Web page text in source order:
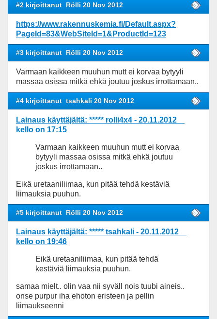
#2 kirjoittanut Rölli 20 Nov 2012
https://www.rakennuskemia.fi/Default.aspx?
PageId=83&WebSiteId=1&ProductId=123
#3 kirjoittanut Rölli 20 Nov 2012
Varmaan kaikkeen muuhun mutt ei korvaa bytyyli
massaa osissa mitkä ehkä joutuu joskus irrottamaan..
#4 kirjoittanut tsahkali 20 Nov 2012
Lainaus käyttäjältä: ***** rolli4x4 - 20.11.2012
kello on 17:15
Varmaan kaikkeen muuhun mutt ei korvaa
bytyyli massaa osissa mitkä ehkä joutuu
joskus irrottamaan..
Eikä uretaaniliimaa, kun pitää tehdä kestäviä
liimauksia puuhun.
#5 kirjoittanut Rölli 20 Nov 2012
Lainaus käyttäjältä: ***** tsahkali - 20.11.2012
kello on 19:46
Eikä uretaaniliimaa, kun pitää tehdä
kestäviä liimauksia puuhun.
samaa mielt.. olin vaa nii syväll nois tuubi aineis..
onse purpur iha ehoton eristeen ja pellin
liimaukseenni